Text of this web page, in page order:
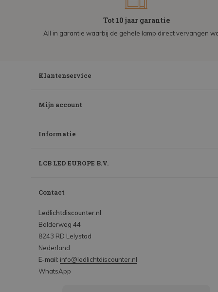
Tot 10 jaar garantie
All in garantie waarbij de gehele lamp direct vervangen
Klantenservice
Mijn account
Informatie
LCB LED EUROPE B.V.
Contact
Ledlichtdiscounter.nl
Bolderweg 44
8243 RD Lelystad
Nederland
E-mail: info@ledlichtdiscounter.nl
WhatsApp